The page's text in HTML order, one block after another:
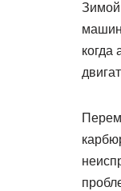
Зимой
когда